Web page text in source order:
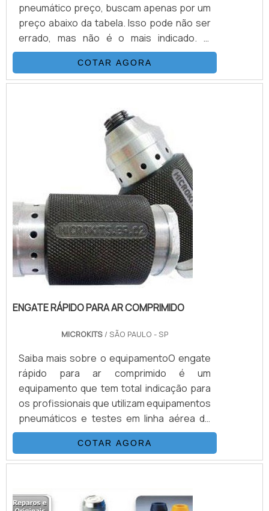
pneumático preço, buscam apenas por um
preço abaixo da tabela. Isso pode não ser
errado, mas não é o mais indicado. O
cliente, além do preço baixo, deve buscar
um equipamento que apresente qualidade
em sua estrutura, além de uma garantia de
conquistar contatando uma empresa de
qualidade.Estrutura do engate rápido
COTAR AGORA
ENGATE RÁPIDO PARA AR COMPRIMIDO
MICROKITS / SÃO PAULO - SP
Saiba mais sobre o equipamentoO engate
rápido para ar comprimido é um
equipamento que tem total indicação para
os profissionais que utilizam equipamentos
pneumáticos e testes em linha aérea de
automação de válvulas, ou até em
equipamentos alimentados por ar
comprimido. O equipamento é encontrado
O modelo ER1 para roscas DN1/8; O modelo
ER2 para roscas DN1/4 E o modelo ER3 para
COTAR AGORA